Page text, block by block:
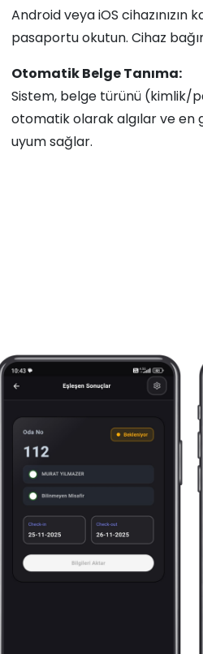
Android veya iOS cihazınızın
pasaportu okutun. Cihaz
Otomatik Belge Tanıma:
Sistem, belge türünü (kimlik/
otomatik olarak algılar ve en
uyum sağlar.